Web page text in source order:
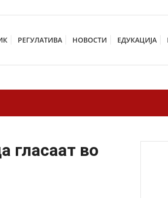
РЕГУЛАТИВА НОВОСТИ ЕДУКАЦИЈА
гласаат во